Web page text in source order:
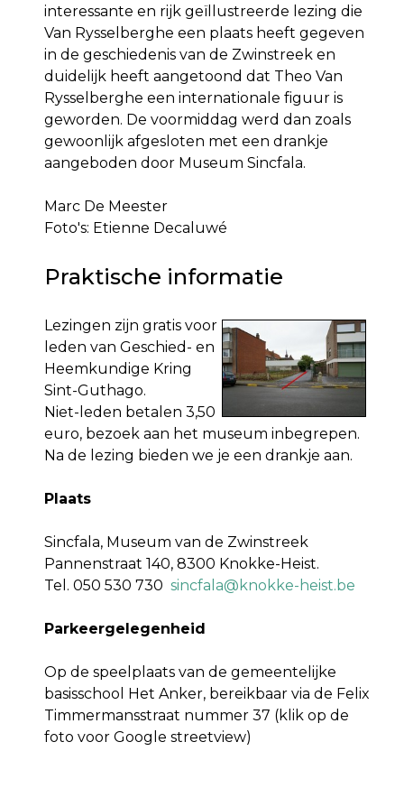
interessante en rijk geïllustreerde lezing die
Van Rysselberghe een plaats heeft gegeven
in de geschiedenis van de Zwinstreek en
duidelijk heeft aangetoond dat Theo Van
Rysselberghe een internationale figuur is
geworden. De voormiddag werd dan zoals
gewoonlijk afgesloten met een drankje
aangeboden door Museum Sincfala.
Marc De Meester
Foto's: Etienne Decaluwé
Praktische informatie
Lezingen zijn gratis voor
leden van Geschied- en
Heemkundige Kring
Sint-Guthago.
Niet-leden betalen 3,50
euro, bezoek aan het museum inbegrepen.
Na de lezing bieden we je een drankje aan.
Plaats
Sincfala, Museum van de Zwinstreek
Pannenstraat 140, 8300 Knokke-Heist.
Tel. 050 530 730 sincfala@knokke-heist.be
Parkeergelegenheid
Op de speelplaats van de gemeentelijke
basisschool Het Anker, bereikbaar via de Felix
Timmermansstraat nummer 37 (klik op de
foto voor Google streetview)